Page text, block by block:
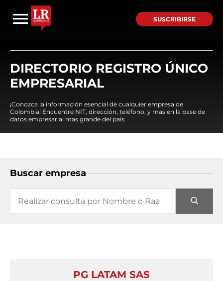
SUSCRIBIRSE
DIRECTORIO REGISTRO ÚNICO
EMPRESARIAL
¡Conozca la información esencial de cualquier empresa de
Colombia! Encuentre NIT, dirección, teléfono, y mas en la base de
datos empresarial mas grande del país.
Buscar empresa
PG LATAM SAS